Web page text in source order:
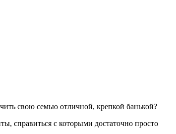
свою семью отличной, крепкой банькой?
справиться с которыми достаточно просто